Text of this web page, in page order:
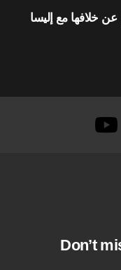
خلافها مع إليسا
Don’t